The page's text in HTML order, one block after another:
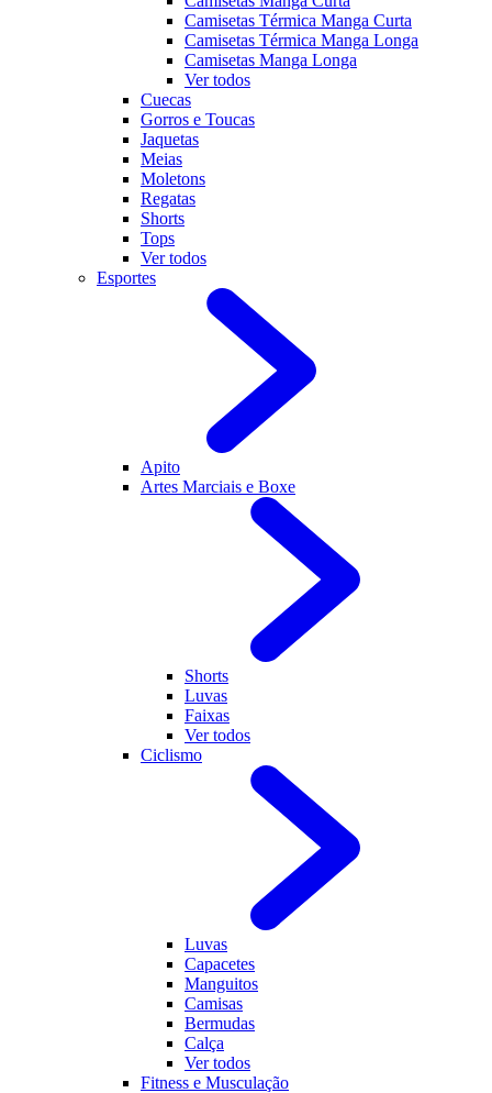
Camisetas Térmica Manga Curta
Camisetas Térmica Manga Longa
Camisetas Manga Longa
Ver todos
Cuecas
Gorros e Toucas
Jaquetas
Meias
Moletons
Regatas
Shorts
Tops
Ver todos
Esportes
Apito
Artes Marciais e Boxe
Shorts
Luvas
Faixas
Ver todos
Ciclismo
Luvas
Capacetes
Manguitos
Camisas
Bermudas
Calça
Ver todos
Fitness e Musculação